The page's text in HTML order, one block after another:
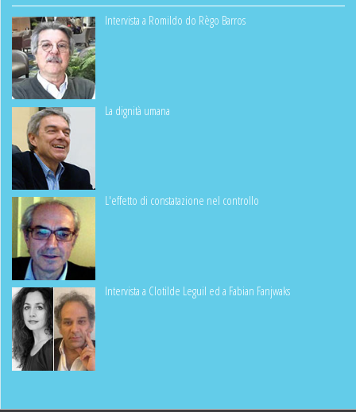
Intervista a Romildo do Règo Barros
La dignità umana
L'effetto di constatazione nel controllo
Intervista a Clotilde Leguil ed a Fabian Fanjwaks